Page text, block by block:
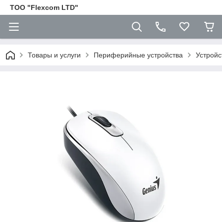
ТОО "Flexcom LTD"
Товары и услуги Периферийные устройства